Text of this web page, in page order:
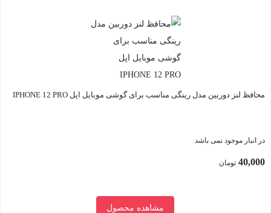
محافظ لنز دوربین مدل رینگی مناسب برای گوشی موبایل اپل IPHONE 12 PRO
در انبار موجود نمی باشد
40,000 تومان
مشاهده محصول